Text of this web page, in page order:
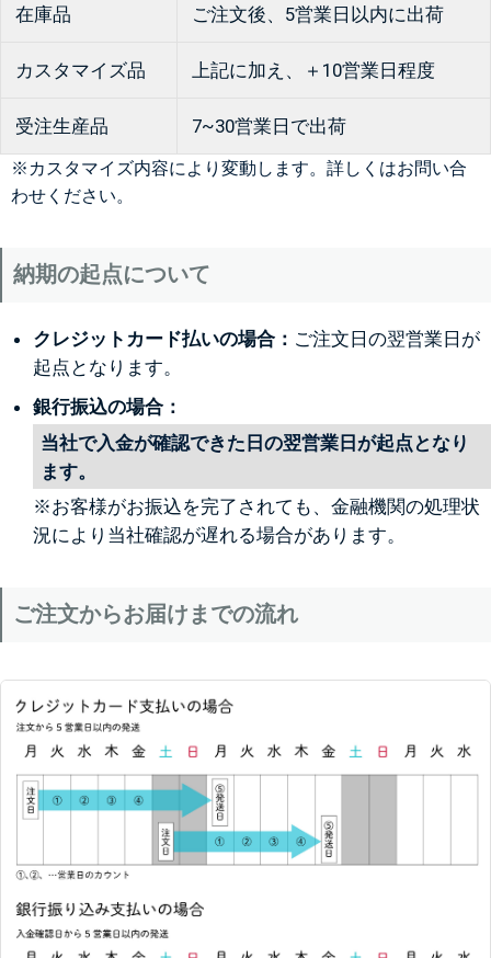
在庫品 ご注文後、5営業日以内に出荷
カスタマイズ品 上記に加え、＋10営業日程度
受注生産品 7~30営業日で出荷
※カスタマイズ内容により変動します。詳しくはお問い合
わせください。
納期の起点について
クレジットカード払いの場合： ご注文日の翌営業日が
起点となります。
銀行振込の場合：
当社で入金が確認できた日の翌営業日が起点となり
ます。
※お客様がお振込を完了されても、金融機関の処理状
況により当社確認が遅れる場合があります。
ご注文からお届けまでの流れ